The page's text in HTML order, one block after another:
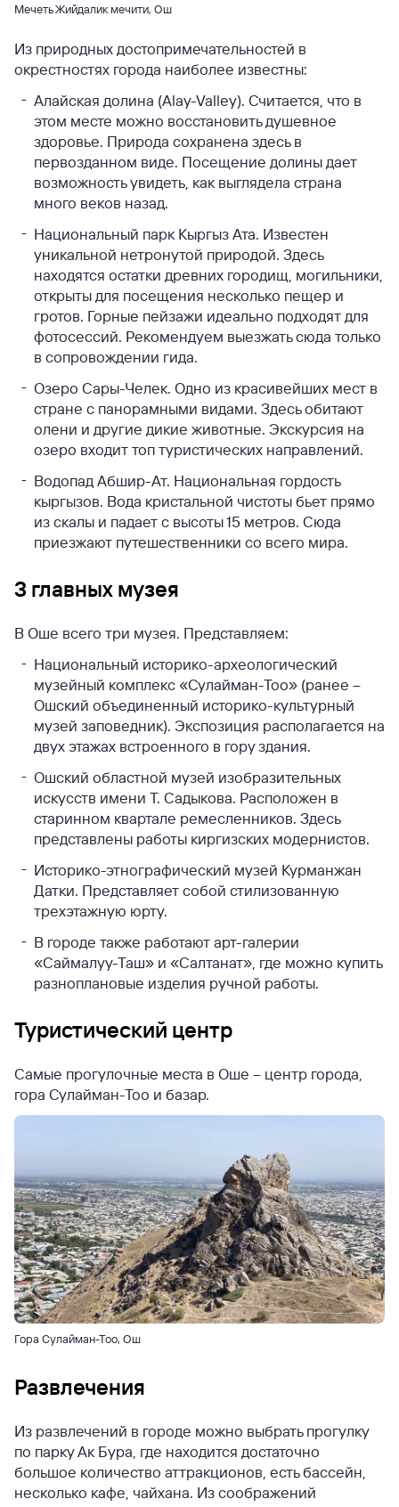
Мечеть Жийдалик мечити, Ош
Из природных достопримечательностей в
окрестностях города наиболее известны:
Алайская долина (Alay-Valley). Считается, что в
этом месте можно восстановить душевное
здоровье. Природа сохранена здесь в
первозданном виде. Посещение долины дает
возможность увидеть, как выглядела страна
много веков назад.
Национальный парк Кыргыз Ата. Известен
уникальной нетронутой природой. Здесь
находятся остатки древних городищ, могильники,
открыты для посещения несколько пещер и
гротов. Горные пейзажи идеально подходят для
фотосессий. Рекомендуем выезжать сюда только
в сопровождении гида.
Озеро Сары-Челек. Одно из красивейших мест в
стране с панорамными видами. Здесь обитают
олени и другие дикие животные. Экскурсия на
озеро входит топ туристических направлений.
Водопад Абшир-Ат. Национальная гордость
кыргызов. Вода кристальной чистоты бьет прямо
из скалы и падает с высоты 15 метров. Сюда
приезжают путешественники со всего мира.
3 главных музея
В Оше всего три музея. Представляем:
Национальный историко-археологический
музейный комплекс «Сулайман-Тоо» (ранее –
Ошский объединенный историко-культурный
музей заповедник). Экспозиция располагается на
двух этажах встроенного в гору здания.
Ошский областной музей изобразительных
искусств имени Т. Садыкова. Расположен в
старинном квартале ремесленников. Здесь
представлены работы киргизских модернистов.
Историко-этнографический музей Курманжан
Датки. Представляет собой стилизованную
трехэтажную юрту.
В городе также работают арт-галерии
«Саймалуу-Таш» и «Салтанат», где можно купить
разноплановые изделия ручной работы.
Туристический центр
Самые прогулочные места в Оше – центр города,
гора Сулайман-Тоо и базар.
Гора Сулайман-Тоо, Ош
Развлечения
Из развлечений в городе можно выбрать прогулку
по парку Ак Бура, где находится достаточно
большое количество аттракционов, есть бассейн,
несколько кафе, чайхана. Из соображений